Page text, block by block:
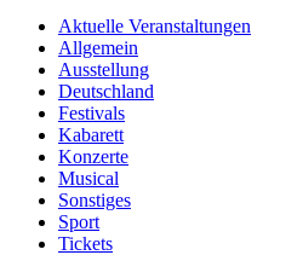
Aktuelle Veranstaltungen
Allgemein
Ausstellung
Deutschland
Festivals
Kabarett
Konzerte
Musical
Sonstiges
Sport
Tickets